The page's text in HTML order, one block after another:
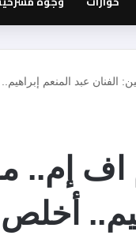
الفنان عبد المنعم
اف إم..